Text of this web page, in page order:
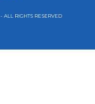
ALL RIGHTS RESERVED